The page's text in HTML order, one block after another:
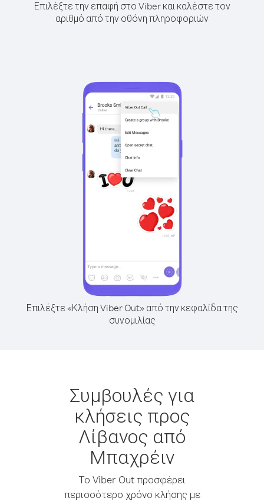
Επιλέξτε την επαφή στο Viber και καλέστε τον
αριθμό από την οθόνη πληροφοριών
Επιλέξτε «Κλήση Viber Out» από την κεφαλίδα της
συνομιλίας
Συμβουλές για
κλήσεις προς
Λίβανος από
Μπαχρέιν
Το Viber Out προσφέρει
περισσότερο χρόνο κλήσης με